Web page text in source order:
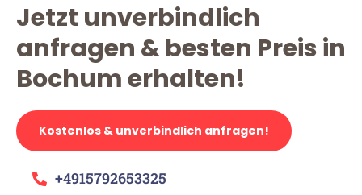
Jetzt unverbindlich
anfragen & besten Preis in
Bochum erhalten!
Kostenlos & unverbindlich anfragen!
+4915792653325